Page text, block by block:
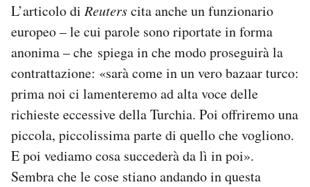
L’articolo di Reuterscita anche un funzionario
europeo – le cui parole sono riportate in forma
anonima – che spiega in che modo proseguirà la
contrattazione: «sarà come in un vero bazaar turco:
prima noi ci lamenteremo ad alta voce delle
richieste eccessive della Turchia. Poi offriremo una
piccola, piccolissima parte di quello che vogliono.
E poi vediamo cosa succederà da lì in poi».
Sembra che le cose stiano andando in questa